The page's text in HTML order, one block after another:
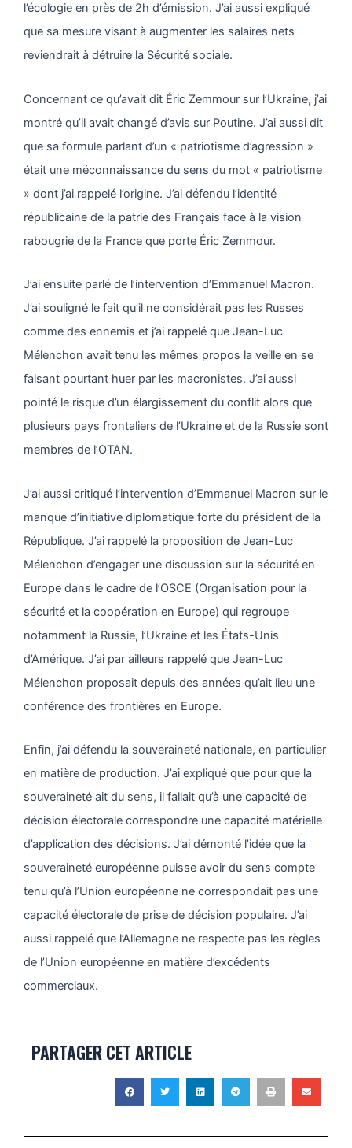
l’écologie en près de 2h d’émission. J’ai aussi expliqué
que sa mesure visant à augmenter les salaires nets
reviendrait à détruire la Sécurité sociale.
Concernant ce qu’avait dit Éric Zemmour sur l’Ukraine, j’ai
montré qu’il avait changé d’avis sur Poutine. J’ai aussi dit
que sa formule parlant d’un « patriotisme d’agression »
était une méconnaissance du sens du mot « patriotisme
» dont j’ai rappelé l’origine. J’ai défendu l’identité
républicaine de la patrie des Français face à la vision
rabougrie de la France que porte Éric Zemmour.
J’ai ensuite parlé de l’intervention d’Emmanuel Macron.
J’ai souligné le fait qu’il ne considérait pas les Russes
comme des ennemis et j’ai rappelé que Jean-Luc
Mélenchon avait tenu les mêmes propos la veille en se
faisant pourtant huer par les macronistes. J’ai aussi
pointé le risque d’un élargissement du conflit alors que
plusieurs pays frontaliers de l’Ukraine et de la Russie sont
membres de l’OTAN.
J’ai aussi critiqué l’intervention d’Emmanuel Macron sur le
manque d’initiative diplomatique forte du président de la
République. J’ai rappelé la proposition de Jean-Luc
Mélenchon d’engager une discussion sur la sécurité en
Europe dans le cadre de l’OSCE (Organisation pour la
sécurité et la coopération en Europe) qui regroupe
notamment la Russie, l’Ukraine et les États-Unis
d’Amérique. J’ai par ailleurs rappelé que Jean-Luc
Mélenchon proposait depuis des années qu’ait lieu une
conférence des frontières en Europe.
Enfin, j’ai défendu la souveraineté nationale, en particulier
en matière de production. J’ai expliqué que pour que la
souveraineté ait du sens, il fallait qu’à une capacité de
décision électorale correspondre une capacité matérielle
d’application des décisions. J’ai démonté l’idée que la
souveraineté européenne puisse avoir du sens compte
tenu qu’à l’Union européenne ne correspondait pas une
capacité électorale de prise de décision populaire. J’ai
aussi rappelé que l’Allemagne ne respecte pas les règles
de l’Union européenne en matière d’excédents
commerciaux.
PARTAGER CET ARTICLE